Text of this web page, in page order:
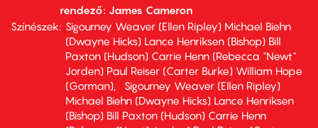
rendező: James Cameron
Színészek
Sigourney Weaver (Ellen Ripley) Michael Biehn
(Dwayne Hicks) Lance Henriksen (Bishop) Bill
Paxton (Hudson) Carrie Henn (Rebecca "Newt"
Jorden) Paul Reiser (Carter Burke) William Hope
(Gorman)
Sigourney Weaver (Ellen Ripley)
Michael Biehn (Dwayne Hicks) Lance Henriksen
(Bishop) Bill Paxton (Hudson) Carrie Henn